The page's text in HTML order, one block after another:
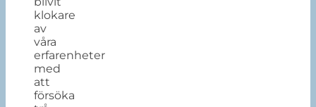
klokare
av
våra
erfarenheter
med
att
försöka